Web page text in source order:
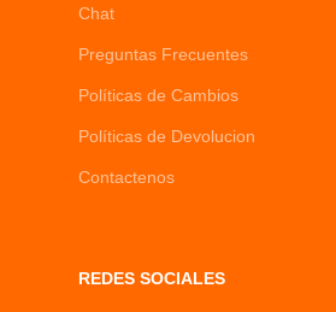
Chat
Preguntas Frecuentes
Políticas de Cambios
Políticas de Devolucion
Contactenos
REDES SOCIALES